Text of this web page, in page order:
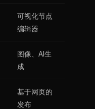
可视化节点
编辑器
图像、AI生
成
基于网页的
发布